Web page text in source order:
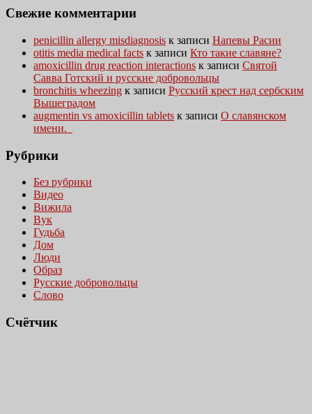
Свежие комментарии
penicillin allergy misdiagnosis к записи Напевы Расии
otitis media medical facts к записи Кто такие славяне?
amoxicillin drug reaction interactions к записи Святой
Савва Готский и русские добровольцы
bronchitis wheezing к записи Русский крест над сербским
Вышеградом
augmentin vs amoxicillin tablets к записи О славянском
имени.
Рубрики
Без рубрики
Видео
Вижила
Вук
Гудьба
Дом
Люди
Образ
Русские добровольцы
Слово
Счётчик